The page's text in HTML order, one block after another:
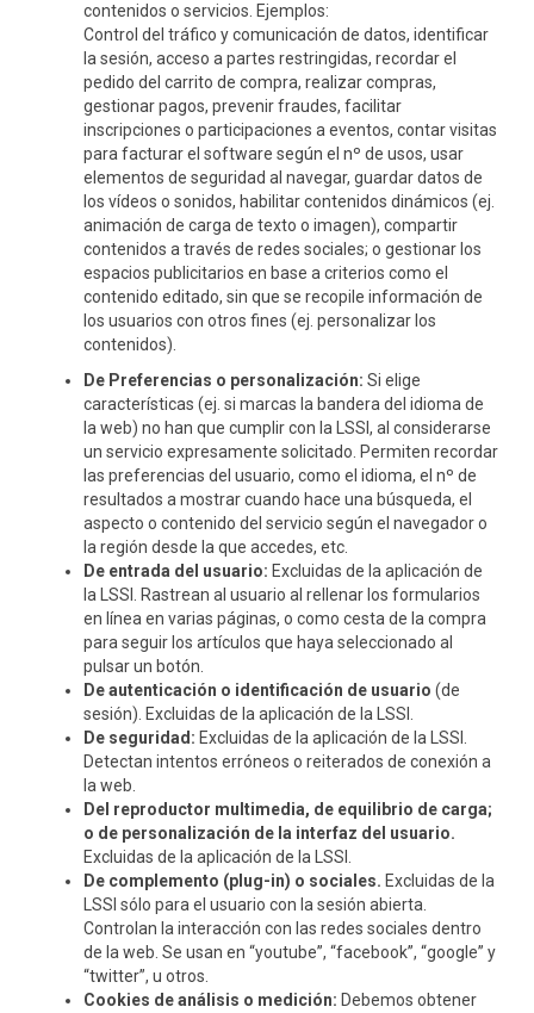
contenidos o servicios. Ejemplos:
Control del tráfico y comunicación de datos, identificar
la sesión, acceso a partes restringidas, recordar el
pedido del carrito de compra, realizar compras,
gestionar pagos, prevenir fraudes, facilitar
inscripciones o participaciones a eventos, contar visitas
para facturar el software según el nº de usos, usar
elementos de seguridad al navegar, guardar datos de
los vídeos o sonidos, habilitar contenidos dinámicos (ej.
animación de carga de texto o imagen), compartir
contenidos a través de redes sociales; o gestionar los
espacios publicitarios en base a criterios como el
contenido editado, sin que se recopile información de
los usuarios con otros fines (ej. personalizar los
contenidos).
De Preferencias o personalización: Si elige
características (ej. si marcas la bandera del idioma de
la web) no han que cumplir con la LSSI, al considerarse
un servicio expresamente solicitado. Permiten recordar
las preferencias del usuario, como el idioma, el nº de
resultados a mostrar cuando hace una búsqueda, el
aspecto o contenido del servicio según el navegador o
la región desde la que accedes, etc.
De entrada del usuario: Excluidas de la aplicación de
la LSSI. Rastrean al usuario al rellenar los formularios
en línea en varias páginas, o como cesta de la compra
para seguir los artículos que haya seleccionado al
pulsar un botón.
De autenticación o identificación de usuario (de
sesión). Excluidas de la aplicación de la LSSI.
De seguridad: Excluidas de la aplicación de la LSSI.
Detectan intentos erróneos o reiterados de conexión a
la web.
Del reproductor multimedia, de equilibrio de carga;
o de personalización de la interfaz del usuario.
Excluidas de la aplicación de la LSSI.
De complemento (plug-in) o sociales. Excluidas de la
LSSI sólo para el usuario con la sesión abierta.
Controlan la interacción con las redes sociales dentro
de la web. Se usan en “youtube”, “facebook”, “google” y
“twitter”, u otros.
Cookies de análisis o medición: Debemos obtener